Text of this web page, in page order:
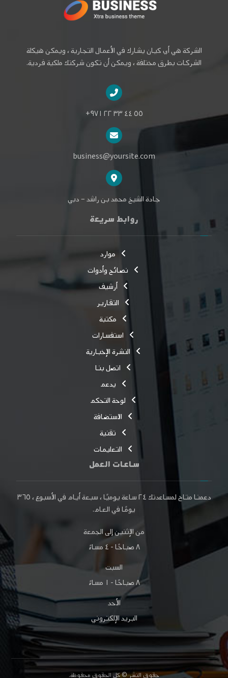
الشركة هي أي كيان يشارك في الأعمال التجارية ، ويمكن هيكلة
الشركات بطرق مختلفة ، ويمكن أن تكون شركتك ملكية فردية.
٥٥ ٤٤ ٣٣ ٢٢ ٩٧١+
business@yoursite.com
جادة الشيخ محمد بن راشد – دبي
روابط سريعة
موارد
نصائح وأدوات
أرشيف
التقارير
مكتبة
استفسارات
النشرة الإخبارية
اتصل بنا
يدعم
لوحة التحكم
الاستضافة
تقنية
التعليمات
ساعات العمل
دعمنا متاح لمساعدتك ٢٤ ساعة يوميًا ، سبعة أيام في الأسبوع ،٣٦٥
يومًافي العام.
من الإثنين إلى الجمعة
٨ صباحًا - ٤ مساءً
السبت
٨ صباحًا - ١ مساءً
الأحد
البريد الإلكتروني
حقوق النشر © كل الحقوق محفوظة.